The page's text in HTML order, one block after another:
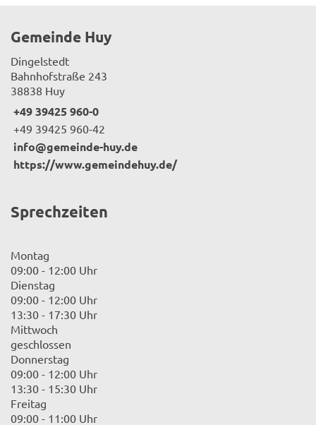
Gemeinde Huy
Dingelstedt
Bahnhofstraße 243
38838 Huy
+49 39425 960-0
+49 39425 960-42
info@gemeinde-huy.de
https://www.gemeindehuy.de/
Sprechzeiten
Montag
09:00 - 12:00 Uhr
Dienstag
09:00 - 12:00 Uhr
13:30 - 17:30 Uhr
Mittwoch
geschlossen
Donnerstag
09:00 - 12:00 Uhr
13:30 - 15:30 Uhr
Freitag
09:00 - 11:00 Uhr